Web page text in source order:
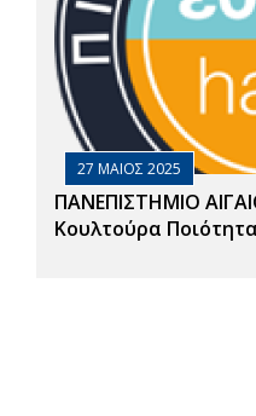
27 ΜΑΙΟΣ 2025
ΠΑΝΕΠΙΣΤΗΜΙΟ
Κουλτούρα